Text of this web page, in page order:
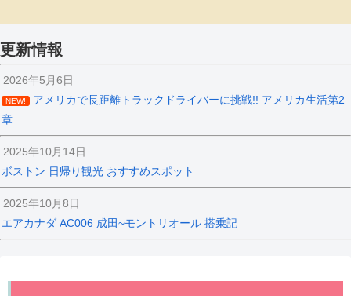
更新情報
2026年5月6日
NEW!
アメリカで長距離トラックドライバーに挑戦!! アメリカ生活第2
章
2025年10月14日
ボストン 日帰り観光 おすすめスポット
2025年10月8日
エアカナダ AC006 成田~モントリオール 搭乗記